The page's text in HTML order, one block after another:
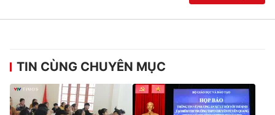
TIN CÙNG CHUYÊN MỤC